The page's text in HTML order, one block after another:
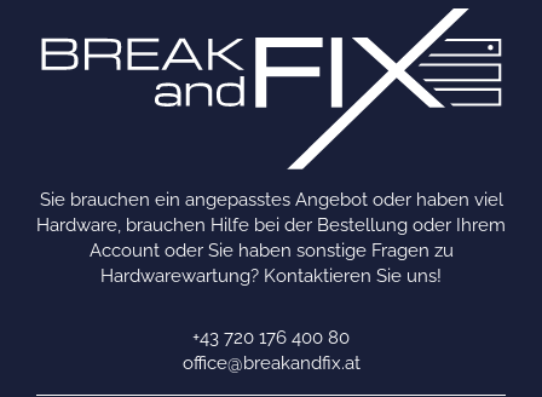
Sie brauchen ein angepasstes Angebot oder haben viel
Hardware, brauchen Hilfe bei der Bestellung oder Ihrem
Account oder Sie haben sonstige Fragen zu
Hardwarewartung? Kontaktieren Sie uns!
+43 720 176 400 80
office@breakandfix.at